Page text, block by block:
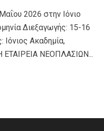
2026 στην Ιόνιο
Διεξαγωγής: 15-16
Ακαδημία,
ΝΕΟΠΛΑΣΙΩΝ...